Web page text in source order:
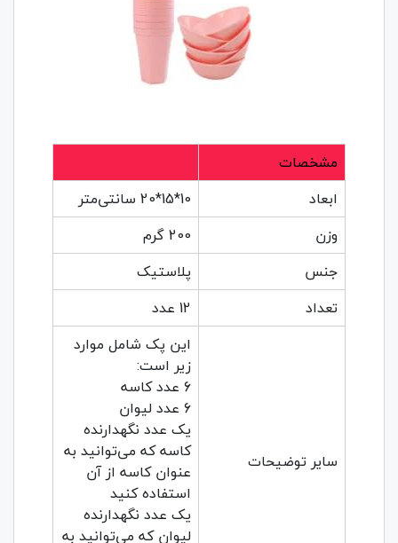
مشخصات
ابعاد
10*15*20 سانتی‌متر
وزن
200 گرم
جنس
پلاستیک
تعداد
12 عدد
سایر توضیحات
این پک شامل موارد
زیر است:
6 عدد کاسه
6 عدد لیوان
یک عدد نگهدارنده
کاسه که می‌توانید به
عنوان کاسه از آن
استفاده کنید
یک عدد نگهدارنده
لیوان که می‌توانید به